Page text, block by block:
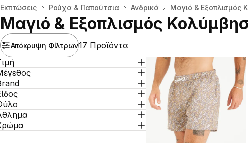
Αρχική σελίδα
Εκπτώσεις Ρούχα & Παπούτσια Ανδρικά Μαγιό & Εξοπλισμός
Μαγιό & Εξοπλισμός
Απόκρυψη Φίλτρων17 Προϊόντα